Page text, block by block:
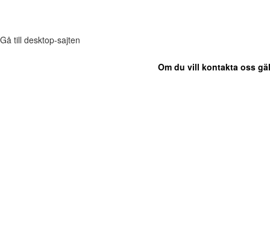
Gå till desktop-sajten
Om du vill kontakta oss